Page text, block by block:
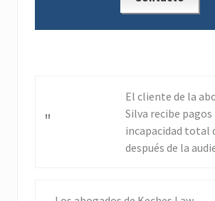
r
"
El cliente de la
Silva recibe
incapacidad total
después de la